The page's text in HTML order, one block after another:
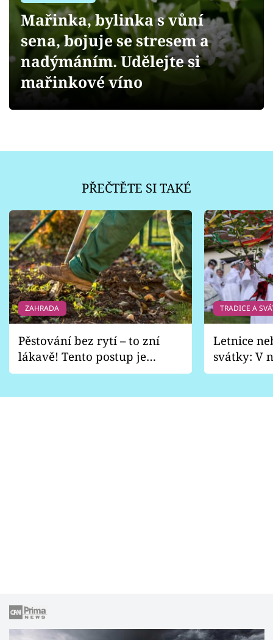
Přihlášení
Sledujte nás
Mařinka, bylinka s vůní
sena, bojuje se stresem a
nadýmáním. Udělejte si
mařinkové víno
PŘEČTĚTE SI TAKÉ
ZAHRADA
Pěstování bez rytí – to zní
lákavě! Tento postup je
vhodný jen pro některé
TRADICE A
Letnice
svátky: V
pondělí